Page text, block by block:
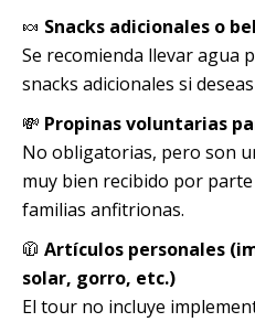
🍬 Snacks adicionales o
Se recomienda llevar agua
snacks adicionales si
💸 Propinas voluntarias
No obligatorias, pero son
muy bien recibido por
familias anfitrionas.
🧥 Artículos personales
solar, gorro, etc.)
El tour no incluye